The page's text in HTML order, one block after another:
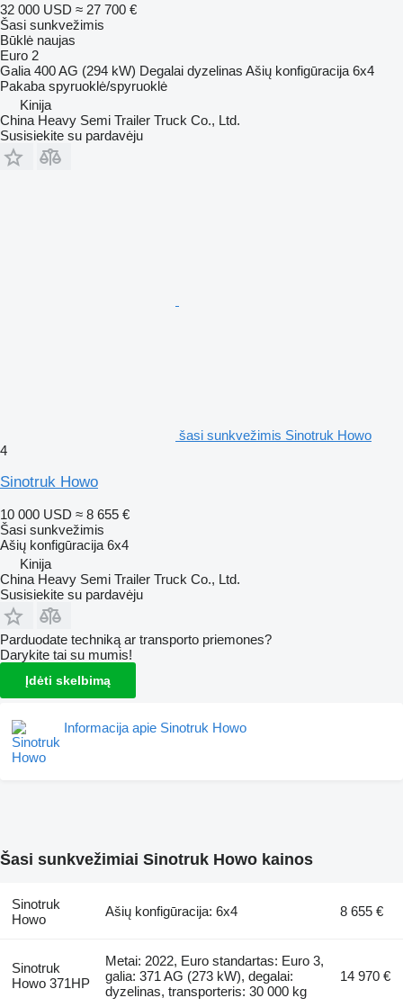
32 000 USD ≈ 27 700 €
Šasi sunkvežimis
Būklė naujas
Euro 2
Galia 400 AG (294 kW) Degalai dyzelinas Ašių konfigūracija 6x4
Pakaba spyruoklė/spyruoklė
Kinija
China Heavy Semi Trailer Truck Co., Ltd.
Susisiekite su pardavėju
šasi sunkvežimis Sinotruk Howo
4
Sinotruk Howo
10 000 USD ≈ 8 655 €
Šasi sunkvežimis
Ašių konfigūracija 6x4
Kinija
China Heavy Semi Trailer Truck Co., Ltd.
Susisiekite su pardavėju
Parduodate techniką ar transporto priemones?
Darykite tai su mumis!
Įdėti skelbimą
Informacija apie Sinotruk Howo
Šasi sunkvežimiai Sinotruk Howo kainos
Sinotruk
Howo
Ašių konfigūracija: 6x4 8 655 €
Sinotruk
Howo 371HP
Metai: 2022, Euro standartas: Euro 3,
galia: 371 AG (273 kW), degalai:
dyzelinas, transporteris: 30 000 kg
14 970 €